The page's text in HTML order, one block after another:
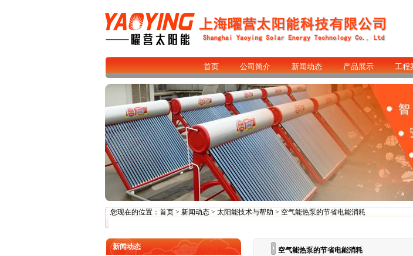
首页 公司简介 新闻动态 产品展示 工程
您现在的位置： 首页> 新闻动态> 太阳能技术与帮助 > 空气能热泵的节省电能消耗
新闻动态 空气能热泵的节省电能消耗